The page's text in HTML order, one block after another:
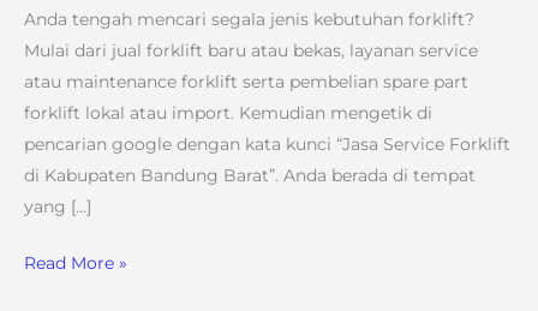
Anda tengah mencari segala jenis kebutuhan forklift?
Mulai dari jual forklift baru atau bekas, layanan service
atau maintenance forklift serta pembelian spare part
forklift lokal atau import. Kemudian mengetik di
pencarian google dengan kata kunci “Jasa Service Forklift
di Kabupaten Bandung Barat”. Anda berada di tempat
yang […]
Barat
Read More »